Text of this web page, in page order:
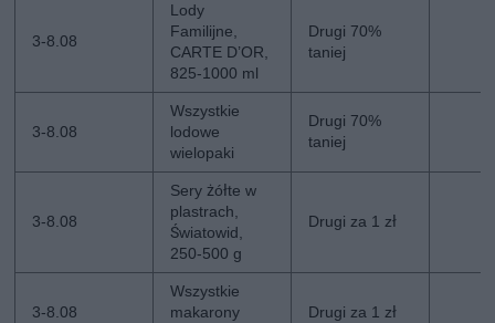
3-8.08
Lody
Familijne,
CARTE D’OR,
825-1000 ml
Drugi 70%
taniej
3-8.08
Wszystkie
lodowe
wielopaki
Drugi 70%
taniej
3-8.08
Sery żółte w
plastrach,
Światowid,
250-500 g
Drugi za 1 zł
3-8.08
Wszystkie
makarony
Drugi za 1 zł